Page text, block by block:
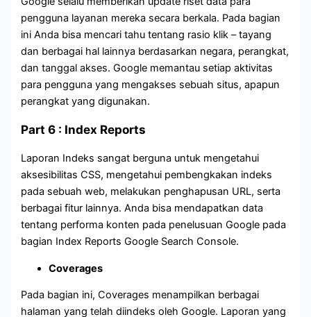
pengguna layanan mereka secara berkala. Pada bagian
ini Anda bisa mencari tahu tentang rasio klik – tayang
dan berbagai hal lainnya berdasarkan negara, perangkat,
dan tanggal akses. Google memantau setiap aktivitas
para pengguna yang mengakses sebuah situs, apapun
perangkat yang digunakan.
Part 6 : Index Reports
Laporan Indeks sangat berguna untuk mengetahui
aksesibilitas CSS, mengetahui pembengkakan indeks
pada sebuah web, melakukan penghapusan URL, serta
berbagai fitur lainnya. Anda bisa mendapatkan data
tentang performa konten pada penelusuan Google pada
bagian Index Reports Google Search Console.
Coverages
Pada bagian ini, Coverages menampilkan berbagai
halaman yang telah diindeks oleh Google. Laporan yang